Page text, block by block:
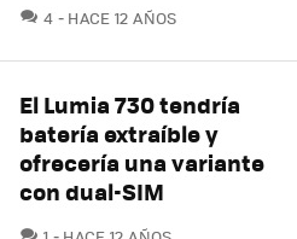
4 COMENTARIOS
HACE 12 AÑOS
El Lumia 730 tendría
batería extraíble y
ofrecería una variante
con dual-SIM
COMENTARIOS